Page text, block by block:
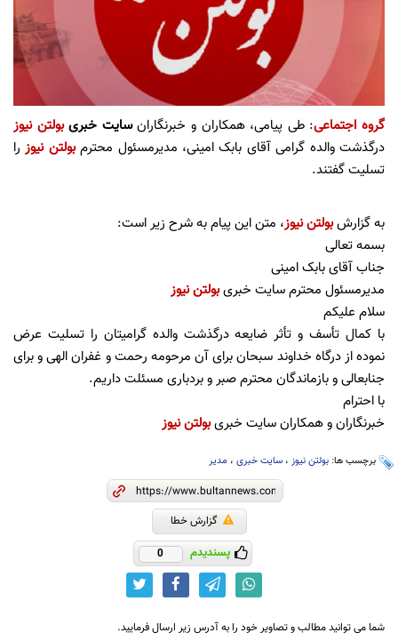
گروه اجتماعی: طی پیامی، همکاران و خبرنگارانسایت خبریبولتن نیوز
درگذشت والده گرامی آقای بابک امینی، مدیرمسئول محترمبولتن نیوزرا
تسلیت گفتند.
به گزارشبولتن نیوز،‌ متن این پیام به شرح زیر است:
بسمه تعالی
جناب آقای بابک امینی
مدیرمسئول محترم سایت خبریبولتن نیوز
سلام علیکم
با کمال تأسف و تأثر ضایعه درگذشت والده گرامیتان را تسلیت عرض
نموده از درگاه خداوند سبحان برای آن مرحومه رحمت و غفران الهی و برای
جنابعالی و بازماندگان محترم صبر و بردباری مسئلت داریم.
با احترام
خبرنگاران و همکاران سایت خبریبولتن نیوز
برچسب ها: بولتن نیوز ، سایت خبری ، مدیر
گزارش خطا
پسندیدم 0
شما می توانید مطالب و تصاویر خود را به آدرس زیر ارسال فرمایید.